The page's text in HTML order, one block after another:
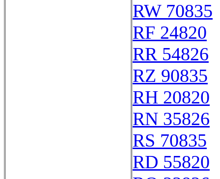
RW 70835
RF 24820
RR 54826
RZ 90835
RH 20820
RN 35826
RS 70835
RD 55820